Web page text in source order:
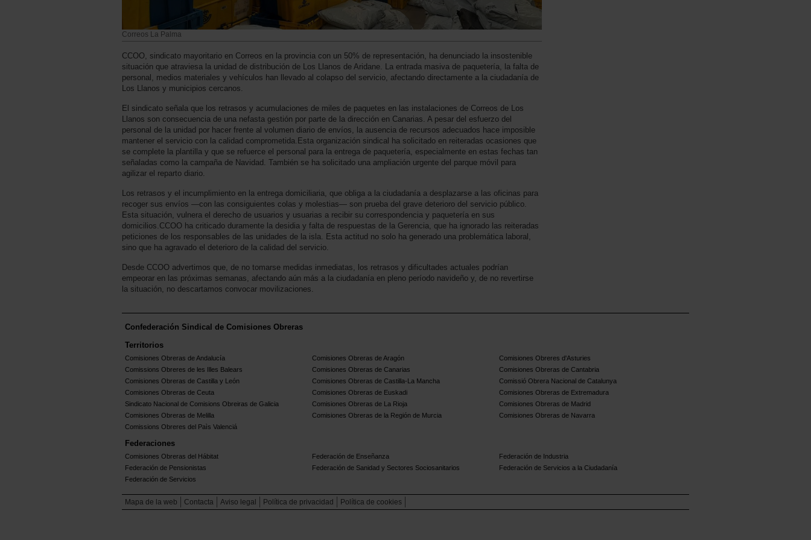
Correos La Palma
CCOO, sindicato mayoritario en Correos en la provincia con un 50% de representación, ha denunciado la insostenible
situación que atraviesa la unidad de distribución de Los Llanos de Aridane. La entrada masiva de paquetería, la falta de
personal, medios materiales y vehículos han llevado al colapso del servicio, afectando directamente a la ciudadanía de
Los Llanos y municipios cercanos.
El sindicato señala que los retrasos y acumulaciones de miles de paquetes en las instalaciones de Correos de Los
Llanos son consecuencia de una nefasta gestión por parte de la dirección en Canarias. A pesar del esfuerzo del
personal de la unidad por hacer frente al volumen diario de envíos, la ausencia de recursos adecuados hace imposible
mantener el servicio con la calidad comprometida.Esta organización sindical ha solicitado en reiteradas ocasiones que
se complete la plantilla y que se refuerce el personal para la entrega de paquetería, especialmente en estas fechas tan
señaladas como la campaña de Navidad. También se ha solicitado una ampliación urgente del parque móvil para
agilizar el reparto diario.
Los retrasos y el incumplimiento en la entrega domiciliaria, que obliga a la ciudadanía a desplazarse a las oficinas para
recoger sus envíos —con las consiguientes colas y molestias— son prueba del grave deterioro del servicio público.
Esta situación, vulnera el derecho de usuarios y usuarias a recibir su correspondencia y paquetería en sus
domicilios.CCOO ha criticado duramente la desidia y falta de respuestas de la Gerencia, que ha ignorado las reiteradas
peticiones de los responsables de las unidades de la isla. Esta actitud no solo ha generado una problemática laboral,
sino que ha agravado el deterioro de la calidad del servicio.
Desde CCOO advertimos que, de no tomarse medidas inmediatas, los retrasos y dificultades actuales podrían
empeorar en las próximas semanas, afectando aún más a la ciudadanía en pleno período navideño y, de no revertirse
la situación, no descartamos convocar movilizaciones.
Confederación Sindical de Comisiones Obreras
Territorios
Comisiones Obreras de Andalucía Comisiones Obreras de Aragón
Comisiones Obreres d'Asturies
Comissions Obreres de les Illes Balears
Comisiones Obreras de Canarias
Comisiones Obreras de Cantabria
Comisiones Obreras de Castilla y León
Comisiones Obreras de Castilla-La Mancha
Comissió Obrera Nacional de Catalunya
Comisiones Obreras de Ceuta
Comisiones Obreras de Euskadi
Comisiones Obreras de Extremadura
Sindicato Nacional de Comisions Obreiras de Galicia
Comisiones Obreras de La Rioja
Comisiones Obreras de Madrid
Comisiones Obreras de Melilla
Comisiones Obreras de la Región de Murcia
Comisiones Obreras de Navarra
Comissions Obreres del Paìs Valenciá
Federaciones
Comisiones Obreras del Hábitat Federación de Enseñanza
Federación de Industria
Federación de Pensionistas
Federación de Sanidad y Sectores Sociosanitarios
Federación de Servicios a la Ciudadanía
Federación de Servicios
Mapa de la web Contacta Aviso legal Política de privacidad Política de cookies